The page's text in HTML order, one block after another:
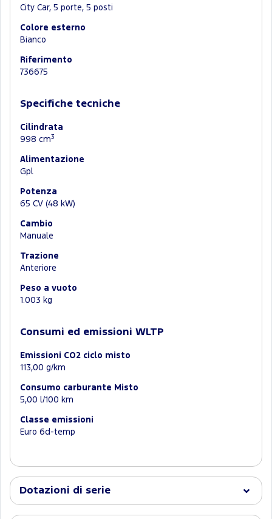
City Car, 5 porte, 5 posti
Colore esterno
Bianco
Riferimento
736675
Specifiche tecniche
Cilindrata
998 cm 3
Alimentazione
Gpl
Potenza
65 CV (48 kW)
Cambio
Manuale
Trazione
Anteriore
Peso a vuoto
1.003 kg
Consumi ed emissioni WLTP
Emissioni CO2 ciclo misto
113,00 g/km
Consumo carburante Misto
5,00 l/100 km
Classe emissioni
Euro 6d-temp
Dotazioni di serie